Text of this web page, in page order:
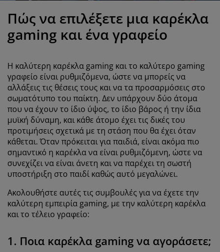
κρεβατιού
στρώματα
κρεβάτια
επίπλων
εξωτερικού χώρου
σπιτιού
πλυντηρίου
Πώς να επιλέξετε μια καρέκλα
gaming και ένα γραφείο
Η καλύτερη καρέκλα gaming και το καλύτερο gaming
γραφείο είναι ρυθμιζόμενα, ώστε να μπορείς να
αλλάξεις τις θέσεις τους και να τα προσαρμόσεις στο
σωματότυπο του παίκτη. Δεν υπάρχουν δύο άτομα
που να έχουν το ίδιο ύψος, το ίδιο βάρος ή την ίδια
μυϊκή δύναμη, και κάθε άτομο έχει τις δικές του
προτιμήσεις σχετικά με τη στάση που θα έχει όταν
κάθεται. Όταν πρόκειται για παιδιά, είναι ακόμα πιο
σημαντικό η καρέκλα να είναι ρυθμιζόμενη, ώστε να
συνεχίζει να είναι άνετη και να παρέχει τη σωστή
υποστήριξη στο παιδί καθώς αυτό μεγαλώνει.
Ακολουθήστε αυτές τις συμβουλές για να έχετε την
καλύτερη εμπειρία gaming, με την καλύτερη καρέκλα
και το τέλειο γραφείο:
1. Ποια καρέκλα gaming να αγοράσετε;